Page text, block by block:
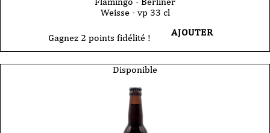
Weisse - vp 33 cl
Gagnez 2 points fidélité ! AJOUTER
Disponible